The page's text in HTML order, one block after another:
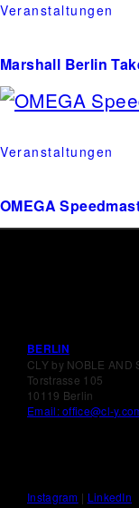
Veranstaltungen
Marshall Berlin
Veranstaltungen
OMEGA
BERLIN
CLY by NOBLE AND
Torstrasse 105
10119 Berlin
Email: office@cl-
Instagram | LinkedIn